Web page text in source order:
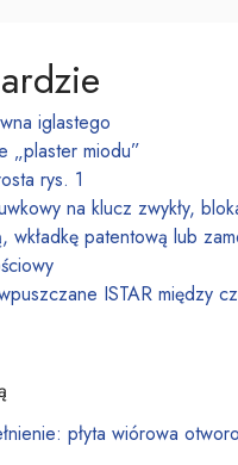
iglastego
„plaster miodu”
rys. 1
na klucz zwykły,
wkładkę patentową lub
ISTAR między
płyta wiórowa